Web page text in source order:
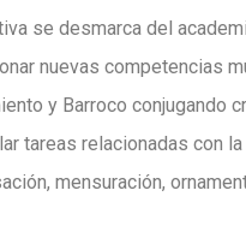
se desmarca del
nuevas competencias
y Barroco
tareas relacionadas con
mensuración,